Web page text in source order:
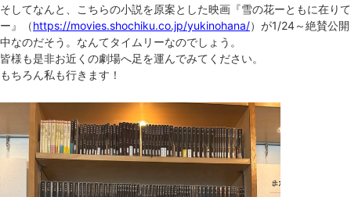
そしてなんと、こちらの小説を原案とした映画『雪の花ーともに在りて
ー』（https://movies.shochiku.co.jp/yukinohana/）が1/24～絶賛公開
中なのだそう。なんてタイムリーなのでしょう。
皆様も是非お近くの劇場へ足を運んでみてください。
もちろん私も行きます！